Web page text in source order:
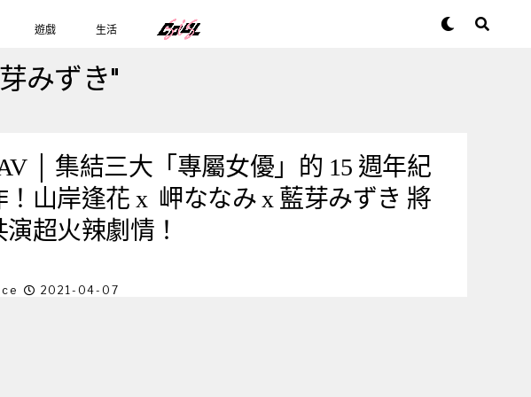
遊戲 生活
みずき"
│ 集結三大「專屬女優」的 15 週年紀
！山岸逢花 x 岬ななみ x 藍芽みずき 將
超火辣劇情！
2021-04-07